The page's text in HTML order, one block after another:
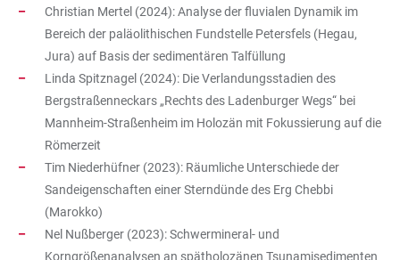
Christian Mertel (2024): Analyse der fluvialen Dynamik im
Bereich der paläolithischen Fundstelle Petersfels (Hegau,
Jura) auf Basis der sedimentären Talfüllung
Linda Spitznagel (2024): Die Verlandungsstadien des
Bergstraßenneckars „Rechts des Ladenburger Wegs“ bei
Mannheim-Straßenheim im Holozän mit Fokussierung auf die
Römerzeit
Tim Niederhüfner (2023): Räumliche Unterschiede der
Sandeigenschaften einer Sterndünde des Erg Chebbi
(Marokko)
Nel Nußberger (2023): Schwermineral- und
Korngrößenanalysen an spätholozänen Tsunamisedimenten